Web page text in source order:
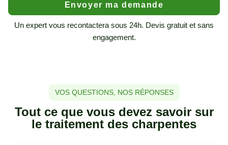
Envoyer ma demande
Un expert vous recontactera sous 24h. Devis gratuit et sans
engagement.
VOS QUESTIONS, NOS RÉPONSES
Tout ce que vous devez savoir sur
le traitement des charpentes